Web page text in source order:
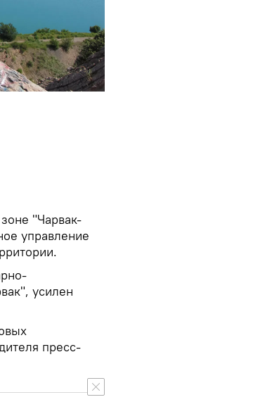
"Чарвак-
управление
усилен
пресс-